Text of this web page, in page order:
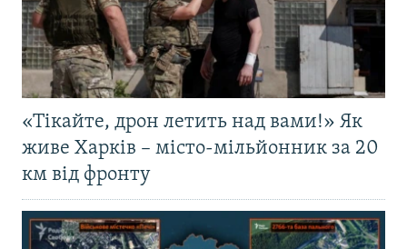
«Тікайте, дрон летить над вами!» Як
живе Харків – місто-мільйонник за 20
км від фронту